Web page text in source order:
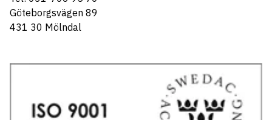
Göteborgsvägen 89
431 30 Mölndal